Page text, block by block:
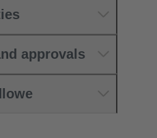
approvals